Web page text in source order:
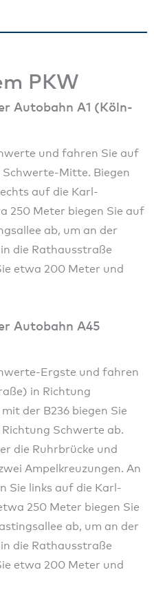
PKW
Autobahn A1 (Köln-
und fahren Sie auf
Mitte. Biegen
auf die Karl-
250 Meter biegen Sie auf
ab, um an der
die Rathausstraße
etwa 200 Meter und
Autobahn A45
Ergste und fahren
in Richtung
der B236 biegen Sie
Schwerte ab.
die Ruhrbrücke und
Ampelkreuzungen. An
Sie links auf die Karl-
250 Meter biegen Sie
ab, um an der
die Rathausstraße
etwa 200 Meter und